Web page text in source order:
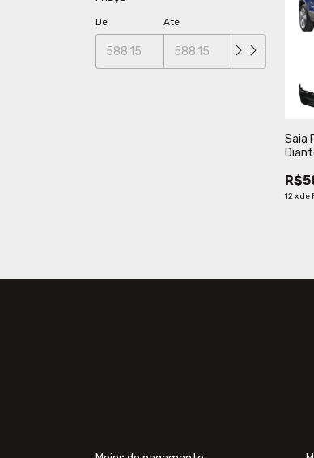
De Até
Saia
12xde